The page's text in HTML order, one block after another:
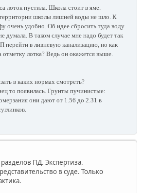
лоток пустила. Школа стоит в яме.
школы лишней воды не шло. К
очень удобно. Об идее сбросить туда воду
думала. В таком случае мне надо будет так
перейти в ливневую канализацию, но как
отметку лотка? Ведь он окажется выше.
в каких нормах смотреть?
то появилась. Грунты пучинистые:
они дают от 1.56 до 2.31 в
ПД. Экспертиза.
в суде. Только